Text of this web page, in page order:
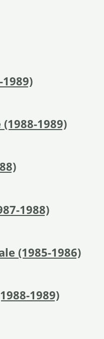
1989)
1989)
1988)
(1985-1986)
1989)